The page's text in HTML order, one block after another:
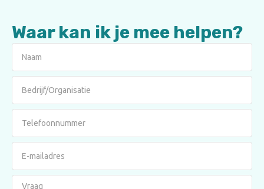
Waar kan ik je mee helpen?